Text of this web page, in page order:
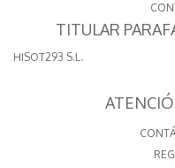
TITULAR
HISOT293 S.L.